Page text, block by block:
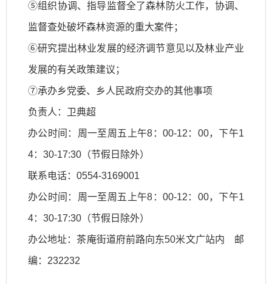
⑤组织协调、指导监督全了森林防火工作，协调、
监督查处破坏森林资源的重大案件；
⑥研究提出林业发展的经济调节意见以及林业产业
发展的有关政策建议；
⑦承办乡党委、乡人民政府交办的其他事项
负责人：卫典超
办公时间： 周一至周五上午8：00-12：00，下午1
4：30-17:30（节假日除外）
联系电话：0554-3169001
办公时间： 周一至周五上午8：00-12：00，下午1
4：30-17:30（节假日除外）
办公地址：茶庵街道府前路向东50米文广站内 邮
编：232232